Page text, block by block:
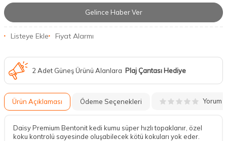
Gelince Haber Ver
Listeye Ekle Fiyat Alarmı
2 Adet Güneş Ürünü Alanlara Plaj Çantası Hediye
Ürün Açıklaması Ödeme Seçenekleri Yorum
Daisy Premium Bentonit kedi kumu süper hızlı topaklanır, özel
koku kontrolü sayesinde oluşabilecek kötü kokuları yok eder.